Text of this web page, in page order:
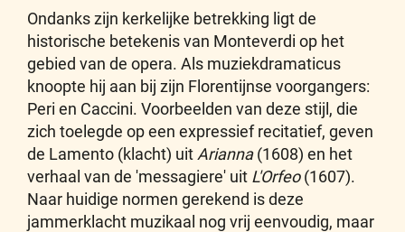
Ondanks zijn kerkelijke betrekking ligt de
historische betekenis van Monteverdi op het
gebied van de opera. Als muziekdramaticus
knoopte hij aan bij zijn Florentijnse voorgangers:
Peri en Caccini. Voorbeelden van deze stijl, die
zich toelegde op een expressief recitatief, geven
de Lamento (klacht) uit Arianna(1608) en het
verhaal van de 'messagiere' uit L'Orfeo(1607).
Naar huidige normen gerekend is deze
jammerklacht muzikaal nog vrij eenvoudig, maar